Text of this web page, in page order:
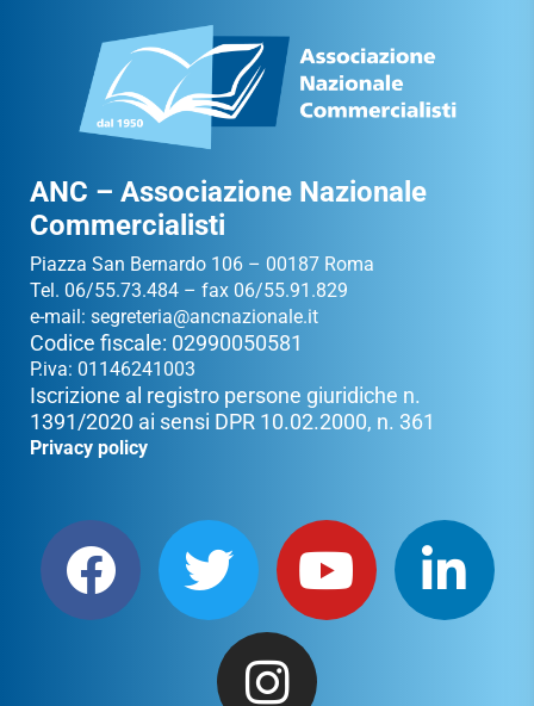
ANC – Associazione Nazionale
Commercialisti
Piazza San Bernardo 106 – 00187 Roma
Tel. 06/55.73.484 – fax 06/55.91.829
e-mail: segreteria@ancnazionale.it
Codice fiscale: 02990050581
P.iva: 01146241003
Iscrizione al registro persone giuridiche n.
1391/2020 ai sensi DPR 10.02.2000, n. 361
Privacy policy